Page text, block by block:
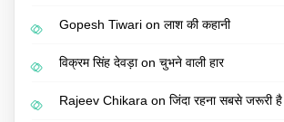
Gopesh Tiwari on लाश की कहानी
विक्रम सिंह देवड़ाon चुभने वाली हार
Rajeev Chikara on जिंदा रहना सबसे जरूरी